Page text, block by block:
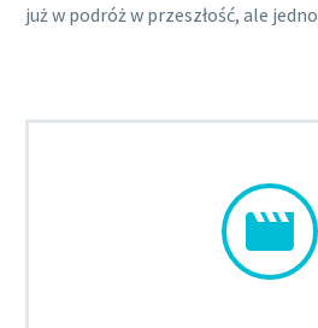
już w podróż w przeszłość, ale

